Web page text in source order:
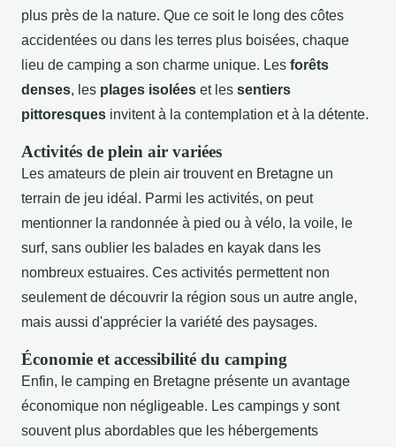
plus près de la nature. Que ce soit le long des côtes
accidentées ou dans les terres plus boisées, chaque
lieu de camping a son charme unique. Les forêts
denses, les plages isolées et les sentiers
pittoresques invitent à la contemplation et à la détente.
Activités de plein air variées
Les amateurs de plein air trouvent en Bretagne un
terrain de jeu idéal. Parmi les activités, on peut
mentionner la randonnée à pied ou à vélo, la voile, le
surf, sans oublier les balades en kayak dans les
nombreux estuaires. Ces activités permettent non
seulement de découvrir la région sous un autre angle,
mais aussi d'apprécier la variété des paysages.
Économie et accessibilité du camping
Enfin, le camping en Bretagne présente un avantage
économique non négligeable. Les campings y sont
souvent plus abordables que les hébergements